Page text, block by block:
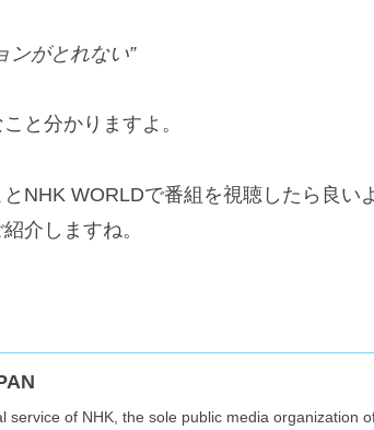
ンがとれない”
と分かりますよ。
NHK WORLDで番組を視聴したら良い
介しますね。
service of NHK, the sole public media organization